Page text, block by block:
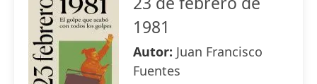
1981
Autor: Juan Francisco
Fuentes